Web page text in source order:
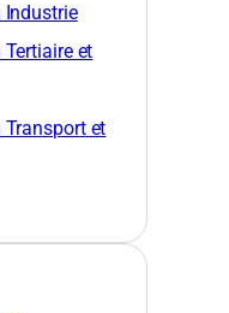
Industrie
Tertiaire et
Transport et